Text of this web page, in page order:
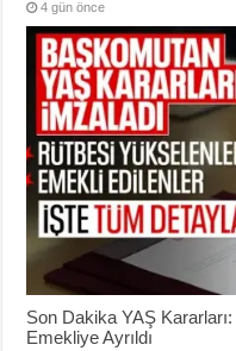
4 gün önce
Son Dakika YAŞ
Emekliye Ayrıldı